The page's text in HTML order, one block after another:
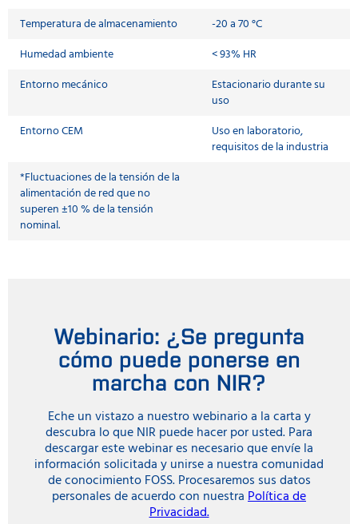
Temperatura de almacenamiento
-20 a 70 °C
Humedad ambiente
< 93% HR
Entorno mecánico
Estacionario durante su
uso
Entorno CEM
Uso en laboratorio,
requisitos de la industria
*Fluctuaciones de la tensión de la
alimentación de red que no
superen ±10 % de la tensión
nominal.
Webinario: ¿Se pregunta
cómo puede ponerse en
marcha con NIR?
Eche un vistazo a nuestro webinario a la carta y
descubra lo que NIR puede hacer por usted. Para
descargar este webinar es necesario que envíe la
información solicitada y unirse a nuestra comunidad
de conocimiento FOSS. Procesaremos sus datos
personales de acuerdo con nuestraPolítica de
Privacidad.